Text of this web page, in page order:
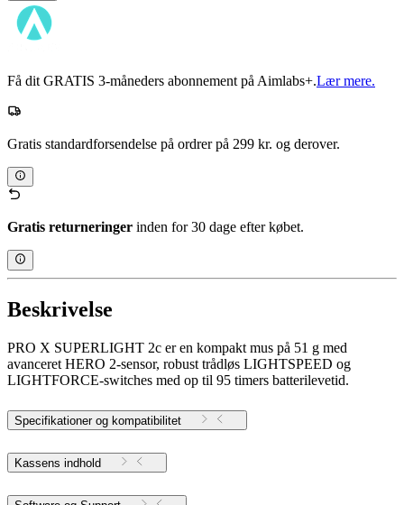
Få dit GRATIS 3-måneders abonnement på Aimlabs+.Lær mere.
Gratis standardforsendelse på ordrer på 299 kr. og derover.
Gratis returneringer inden for 30 dage efter købet.
Beskrivelse
PRO X SUPERLIGHT 2c er en kompakt mus på 51 g med
avanceret HERO 2-sensor, robust trådløs LIGHTSPEED og
LIGHTFORCE-switches med op til 95 timers batterilevetid.
Specifikationer og kompatibilitet
Kassens indhold